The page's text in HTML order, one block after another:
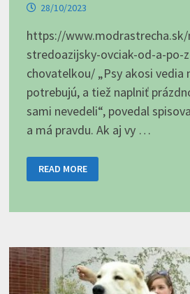
28/10/2023
https://
stredoazijsky-ovciak-od-a-po-
chovatelkou/ „Psy akosi vedia
potrebujú, a tiež naplniť
sami nevedeli“, povedal
a má pravdu. Ak aj vy …
OVČIAK
OD
Z
READ MORE